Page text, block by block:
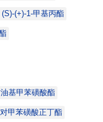
(+)-1-甲基丙酯
基甲苯磺酸酯
对甲苯磺酸正丁酯